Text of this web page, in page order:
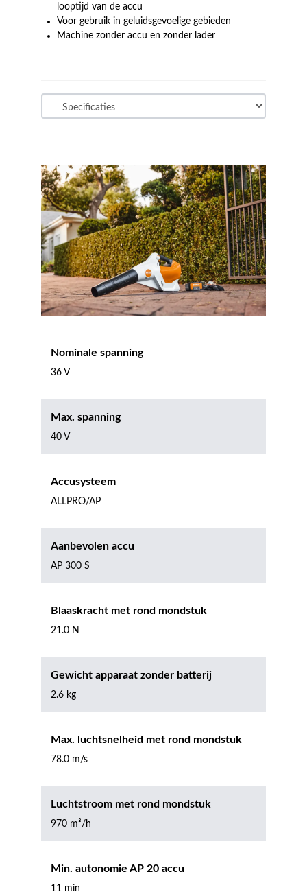
looptijd van de accu
Voor gebruik in geluidsgevoelige gebieden
Machine zonder accu en zonder lader
Nominale spanning
36 V
Max. spanning
40 V
Accusysteem
ALLPRO/AP
Aanbevolen accu
AP 300 S
Blaaskracht met rond mondstuk
21.0 N
Gewicht apparaat zonder batterij
2.6 kg
Max. luchtsnelheid met rond mondstuk
78.0 m/s
Luchtstroom met rond mondstuk
970 m³/h
Min. autonomie AP 20 accu
11 min